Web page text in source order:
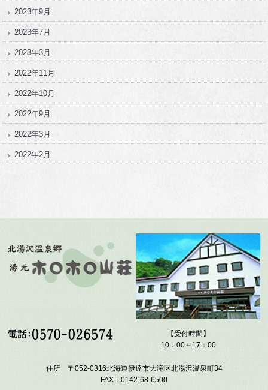
2023年9月
2023年7月
2023年3月
2022年11月
2022年10月
2022年9月
2022年3月
2022年2月
【受付時間】
10：00～17：00
住所 〒052-0316北海道伊達市大滝区北湯沢温泉町34
FAX：0142-68-6500